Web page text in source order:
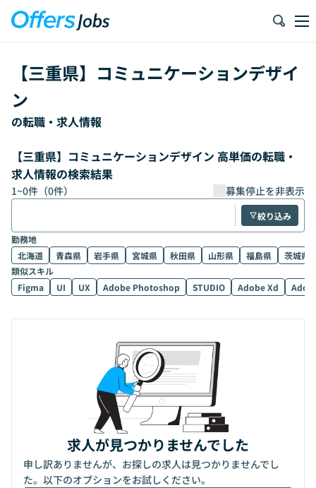
【三重県】 コミュニケーションデザイ
ン
の転職・求人情報
【三重県】コミュニケーションデザイン 高単価の転職・
求人情報の検索結果
1~0件（0件） 募集停止を非表示
絞り込み
勤務地
北海道
青森県 岩手県 宮城県 秋田県 山形県 福島県
茨城県
類似スキル
Figma
UI UX Adobe Photoshop STUDIO Adobe Xd
求人が見つかりませんでした
申し訳ありませんが、お探しの求人は見つかりませんでし
た。以下のオプションをお試しください。